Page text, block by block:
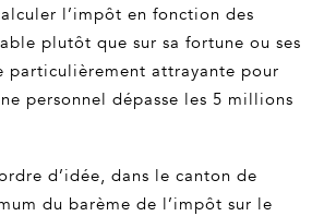
l’impôt en fonction des
plutôt que sur sa fortune ou ses
particulièrement attrayante pour
personnel dépasse les 5 millions
d’idée, dans le canton de
du barème de l’impôt sur le